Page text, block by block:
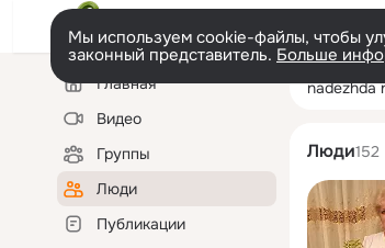
Мы используем cookie-файлы, чтобы
законный представитель. Больше
Левая
колонкаГлавная
Видео
Группы
Люди
Публикации
Люди152